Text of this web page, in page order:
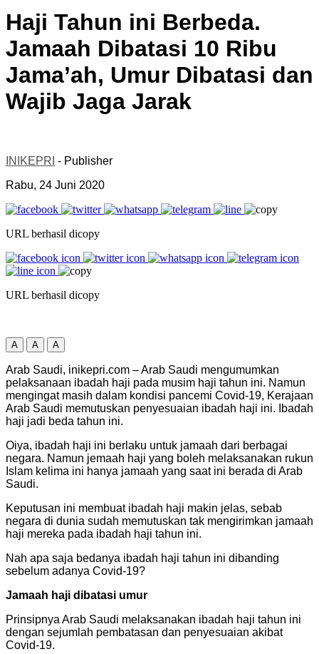
Haji Tahun ini Berbeda.
Jamaah Dibatasi 10 Ribu
Jama’ah, Umur Dibatasi dan
Wajib Jaga Jarak
INIKEPRI - Publisher
Rabu, 24 Juni 2020
URL berhasil dicopy
URL berhasil dicopy
A A A
Arab Saudi, inikepri.com – Arab Saudi mengumumkan
pelaksanaan ibadah haji pada musim haji tahun ini. Namun
mengingat masih dalam kondisi pancemi Covid-19, Kerajaan
Arab Saudi memutuskan penyesuaian ibadah haji ini. Ibadah
haji jadi beda tahun ini.
Oiya, ibadah haji ini berlaku untuk jamaah dari berbagai
negara. Namun jemaah haji yang boleh melaksanakan rukun
Islam kelima ini hanya jamaah yang saat ini berada di Arab
Saudi.
Keputusan ini membuat ibadah haji makin jelas, sebab
negara di dunia sudah memutuskan tak mengirimkan jamaah
haji mereka pada ibadah haji tahun ini.
Nah apa saja bedanya ibadah haji tahun ini dibanding
sebelum adanya Covid-19?
Jamaah haji dibatasi umur
Prinsipnya Arab Saudi melaksanakan ibadah haji tahun ini
dengan sejumlah pembatasan dan penyesuaian akibat
Covid-19.